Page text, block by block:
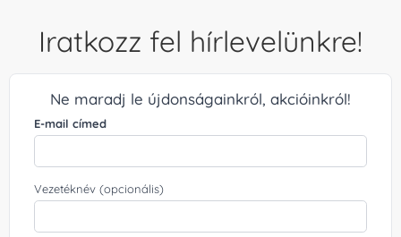
Iratkozz fel hírlevelünkre!
Ne maradj le újdonságainkról, akcióinkról!
E-mail címed
Vezetéknév (opcionális)